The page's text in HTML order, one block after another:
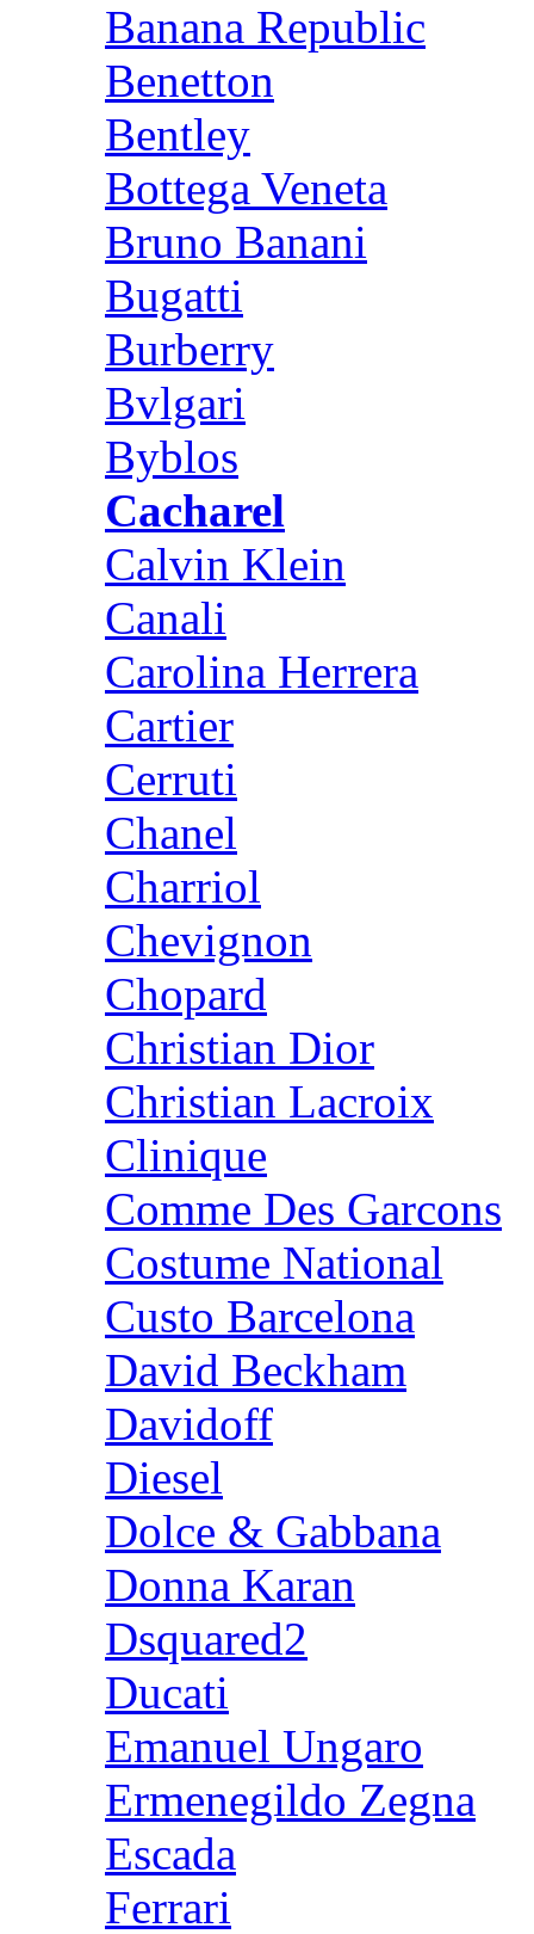
Banana Republic
Benetton
Bentley
Bottega Veneta
Bruno Banani
Bugatti
Burberry
Bvlgari
Byblos
Cacharel
Calvin Klein
Canali
Carolina Herrera
Cartier
Cerruti
Chanel
Charriol
Chevignon
Chopard
Christian Dior
Christian Lacroix
Clinique
Comme Des Garcons
Costume National
Custo Barcelona
David Beckham
Davidoff
Diesel
Dolce & Gabbana
Donna Karan
Dsquared2
Ducati
Emanuel Ungaro
Ermenegildo Zegna
Escada
Ferrari